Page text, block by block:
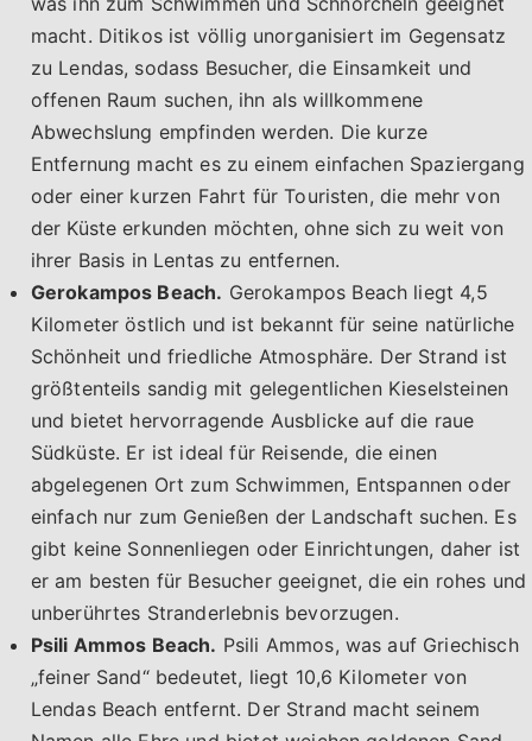
macht. Ditikos ist völlig unorganisiert im Gegensatz
zu Lendas, sodass Besucher, die Einsamkeit und
offenen Raum suchen, ihn als willkommene
Abwechslung empfinden werden. Die kurze
Entfernung macht es zu einem einfachen Spaziergang
oder einer kurzen Fahrt für Touristen, die mehr von
der Küste erkunden möchten, ohne sich zu weit von
ihrer Basis in Lentas zu entfernen.
Gerokampos Beach. Gerokampos Beach liegt 4,5
Kilometer östlich und ist bekannt für seine natürliche
Schönheit und friedliche Atmosphäre. Der Strand ist
größtenteils sandig mit gelegentlichen Kieselsteinen
und bietet hervorragende Ausblicke auf die raue
Südküste. Er ist ideal für Reisende, die einen
abgelegenen Ort zum Schwimmen, Entspannen oder
einfach nur zum Genießen der Landschaft suchen. Es
gibt keine Sonnenliegen oder Einrichtungen, daher ist
er am besten für Besucher geeignet, die ein rohes und
unberührtes Stranderlebnis bevorzugen.
Psili Ammos Beach. Psili Ammos, was auf Griechisch
„feiner Sand“ bedeutet, liegt 10,6 Kilometer von
Lendas Beach entfernt. Der Strand macht seinem